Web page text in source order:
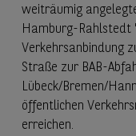
weiträumig
Hamburg-Rahlstedt
Verkehrsanbindung
Straße zur BAB-
Lübeck/Bremen/
öffentlichen
erreichen.